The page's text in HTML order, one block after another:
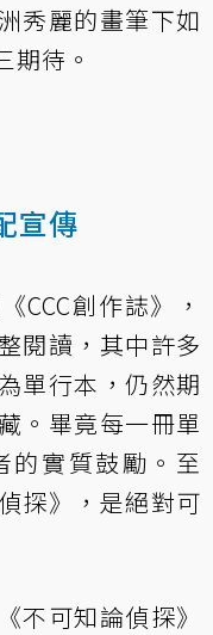
秀麗的畫筆下如
期待。
宣傳
CCC創作誌》，
閱讀 ，其中許多
單行本，仍然期
。畢竟每一冊單
的實質鼓勵。至
探》，是絕對可
不可知論偵探》